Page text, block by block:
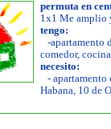
permuta en
1x1 Me amplio
tengo:
-apartamento
comedor,
necesito:
- apartamento
Habana, 10 de